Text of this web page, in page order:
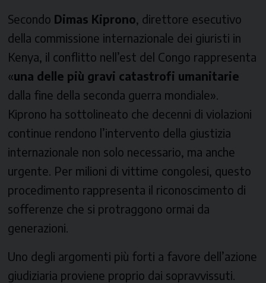
Secondo Dimas Kiprono , direttore esecutivo
della commissione internazionale dei giuristi in
Kenya, il conflitto nell’est del Congo rappresenta
«una delle più gravi catastrofi umanitarie
dalla fine della seconda guerra mondiale».
Kiprono ha sottolineato che decenni di violazioni
continue rendono l’intervento della giustizia
internazionale non solo necessario, ma anche
urgente. Per milioni di vittime congolesi, questo
procedimento rappresenta il riconoscimento di
sofferenze che si protraggono ormai da
generazioni.
Uno degli argomenti più forti a favore dell’azione
giudiziaria proviene proprio dai sopravvissuti.